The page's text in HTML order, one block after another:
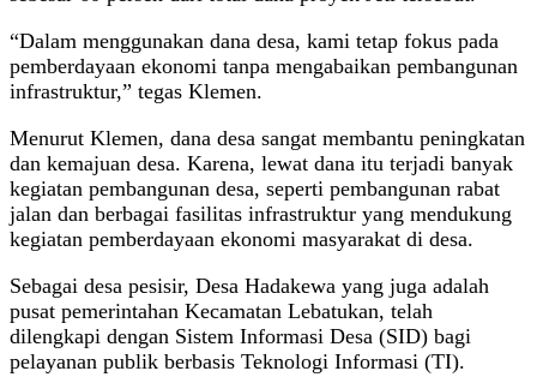
“Dalam menggunakan dana desa, kami tetap fokus pada
pemberdayaan ekonomi tanpa mengabaikan pembangunan
infrastruktur,” tegas Klemen.
Menurut Klemen, dana desa sangat membantu peningkatan
dan kemajuan desa. Karena, lewat dana itu terjadi banyak
kegiatan pembangunan desa, seperti pembangunan rabat
jalan dan berbagai fasilitas infrastruktur yang mendukung
kegiatan pemberdayaan ekonomi masyarakat di desa.
Sebagai desa pesisir, Desa Hadakewa yang juga adalah
pusat pemerintahan Kecamatan Lebatukan, telah
dilengkapi dengan Sistem Informasi Desa (SID) bagi
pelayanan publik berbasis Teknologi Informasi (TI).